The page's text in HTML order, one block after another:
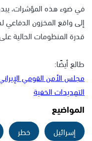
في ضوء هذه المؤشرات، يبدو
إلى واقع المخزون
قدرة المنظومات الحالية
طالع أيضًا:
مجلس الأمن القومي
التهديدات الخفية
المواضيع
إسرائيل خطر